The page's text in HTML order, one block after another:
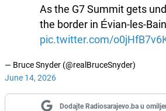
As the G7 Summit gets
the border in Évian-les-
pic.twitter.com/
— Bruce Snyder (@realBruceSnyder)
June 14, 2026
Dodajte Radiosarajevo.ba u